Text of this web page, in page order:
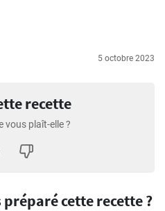
5 octobre 2023
recette
vous plaît-elle ?
cette recette ?